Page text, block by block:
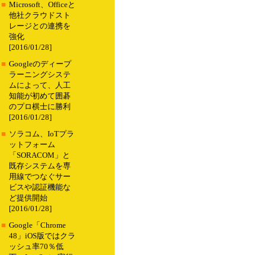
■ Microsoft、Officeと
他社クラウドスト
レージとの連携を
強化
[2016/01/28]
■ Googleのディープ
ラーニングシステ
ムによって、人工
知能が初めて囲碁
のプロ棋士に勝利
[2016/01/28]
■ ソラコム、IoTプラ
ットフォーム
「SORACOM」と
既存システムを専
用線でつなぐサー
ビスや認証機能な
ど提供開始
[2016/01/28]
■ Google「Chrome
48」iOS版ではクラ
ッシュ率70％低